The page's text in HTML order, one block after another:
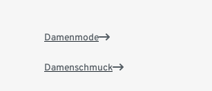
Damenmode
Damenschmuck